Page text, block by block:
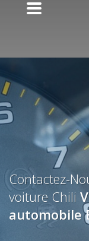
Contactez-
voiture Chili
automobile